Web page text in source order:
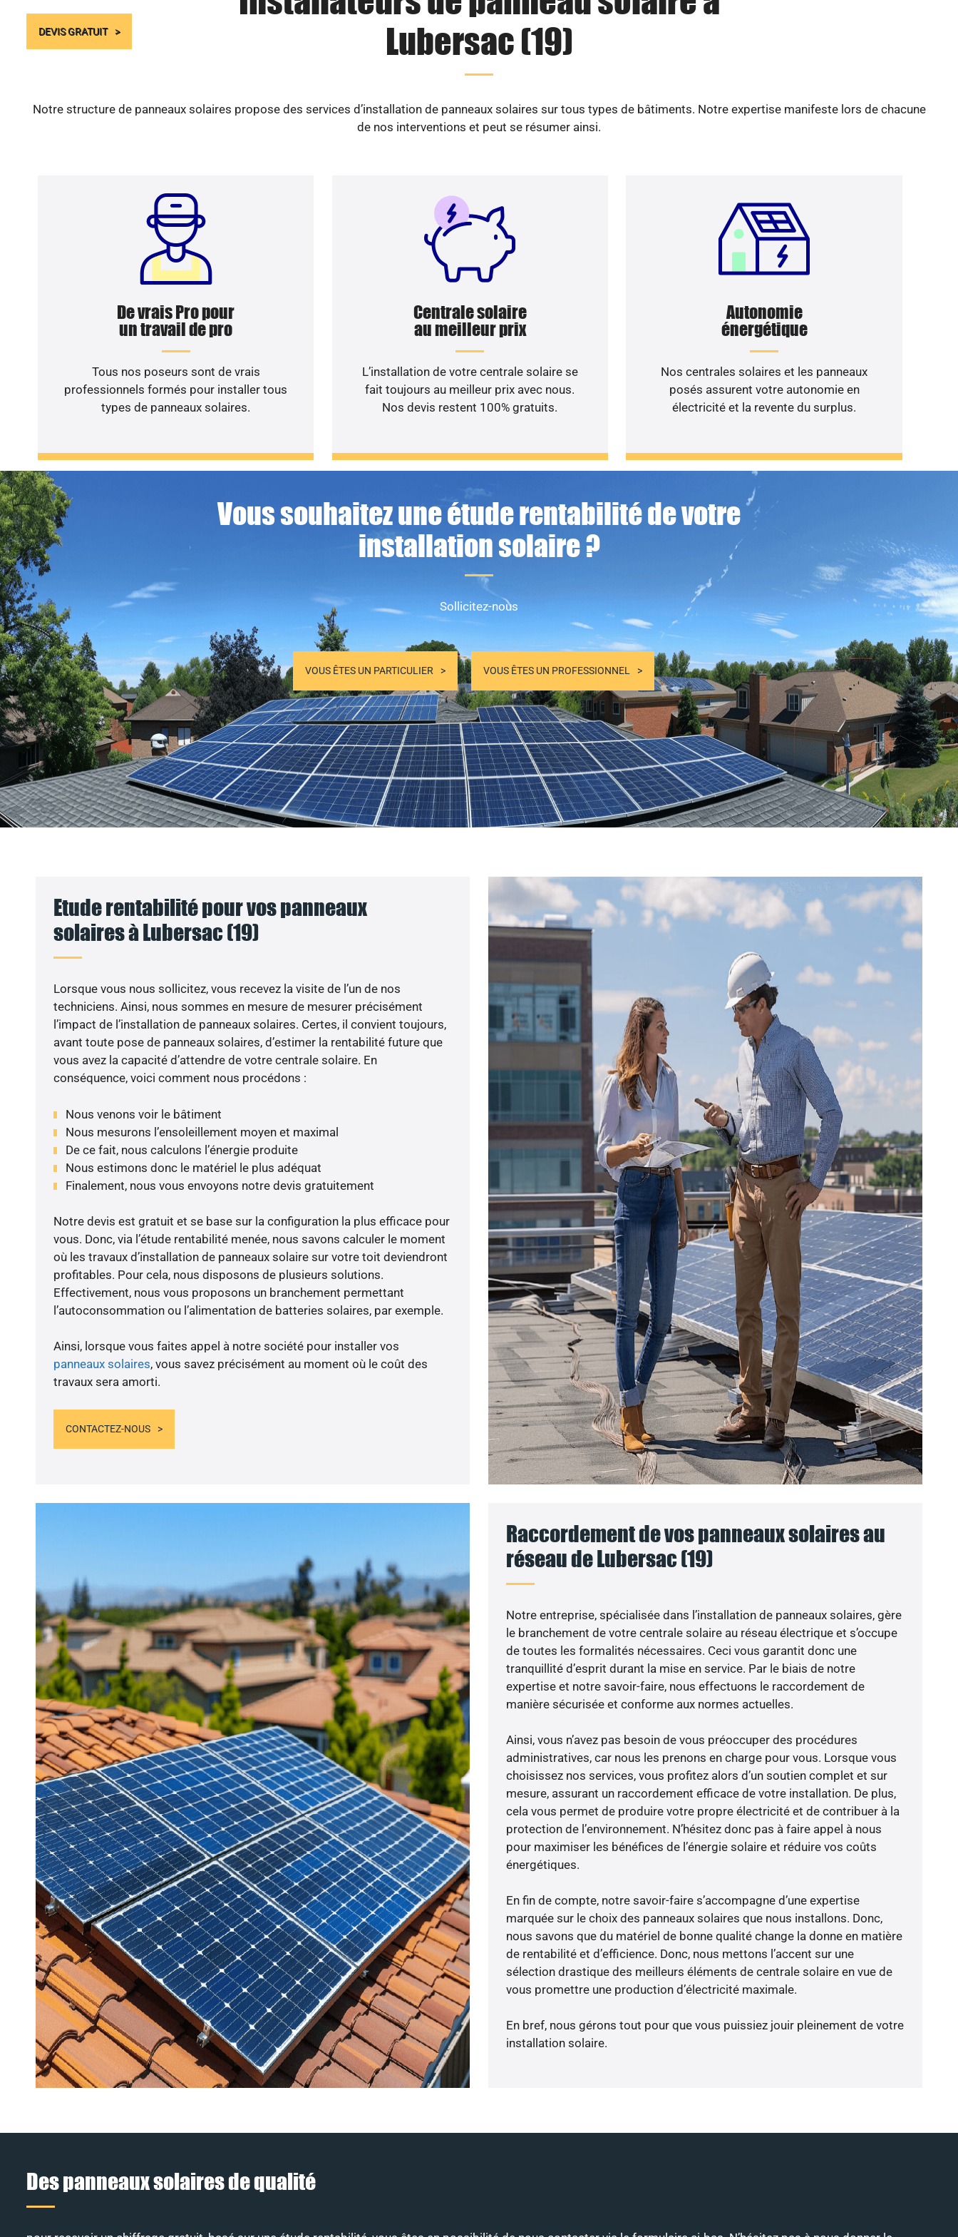
DEVIS GRATUIT
Lubersac (19)
Notre structure de panneaux solaires propose des services d’installation de panneaux solaires sur tous types de bâtiments. Notre expertise manifeste lors de chacune
de nos interventions et peut se résumer ainsi.
De vrais Pro pour
un travail de pro
Tous nos poseurs sont de vrais
professionnels formés pour installer tous
types de panneaux solaires.
Centrale solaire
au meilleur prix
L’installation de votre centrale solaire se
fait toujours au meilleur prix avec nous.
Nos devis restent 100% gratuits.
Autonomie
énergétique
Nos centrales solaires et les panneaux
posés assurent votre autonomie en
électricité et la revente du surplus.
Vous souhaitez une étude rentabilité de votre
installation solaire ?
Sollicitez-nous
VOUS ÊTES UN PARTICULIER VOUS ÊTES UN PROFESSIONNEL
Etude rentabilité pour vos panneaux
solaires à Lubersac (19)
Lorsque vous nous sollicitez, vous recevez la visite de l’un de nos
techniciens. Ainsi, nous sommes en mesure de mesurer précisément
l’impact de l’installation de panneaux solaires. Certes, il convient toujours,
avant toute pose de panneaux solaires, d’estimer la rentabilité future que
vous avez la capacité d’attendre de votre centrale solaire. En
conséquence, voici comment nous procédons :
Nous venons voir le bâtiment
Nous mesurons l’ensoleillement moyen et maximal
De ce fait, nous calculons l’énergie produite
Nous estimons donc le matériel le plus adéquat
Finalement, nous vous envoyons notre devis gratuitement
Notre devis est gratuit et se base sur la configuration la plus efficace pour
vous. Donc, via l’étude rentabilité menée, nous savons calculer le moment
où les travaux d’installation de panneaux solaire sur votre toit deviendront
profitables. Pour cela, nous disposons de plusieurs solutions.
Effectivement, nous vous proposons un branchement permettant
l’autoconsommation ou l’alimentation de batteries solaires, par exemple.
Ainsi, lorsque vous faites appel à notre société pour installer vos
panneaux solaires, vous savez précisément au moment où le coût des
travaux sera amorti.
CONTACTEZ-NOUS
Raccordement de vos panneaux solaires au
réseau de Lubersac (19)
Notre entreprise, spécialisée dans l’installation de panneaux solaires, gère
le branchement de votre centrale solaire au réseau électrique et s’occupe
de toutes les formalités nécessaires. Ceci vous garantit donc une
tranquillité d’esprit durant la mise en service. Par le biais de notre
expertise et notre savoir-faire, nous effectuons le raccordement de
manière sécurisée et conforme aux normes actuelles.
Ainsi, vous n’avez pas besoin de vous préoccuper des procédures
administratives, car nous les prenons en charge pour vous. Lorsque vous
choisissez nos services, vous profitez alors d’un soutien complet et sur
mesure, assurant un raccordement efficace de votre installation. De plus,
cela vous permet de produire votre propre électricité et de contribuer à la
protection de l’environnement. N’hésitez donc pas à faire appel à nous
pour maximiser les bénéfices de l’énergie solaire et réduire vos coûts
énergétiques.
En fin de compte, notre savoir-faire s’accompagne d’une expertise
marquée sur le choix des panneaux solaires que nous installons. Donc,
nous savons que du matériel de bonne qualité change la donne en matière
de rentabilité et d’efficience. Donc, nous mettons l’accent sur une
sélection drastique des meilleurs éléments de centrale solaire en vue de
vous promettre une production d’électricité maximale.
En bref, nous gérons tout pour que vous puissiez jouir pleinement de votre
installation solaire.
Des panneaux solaires de qualité